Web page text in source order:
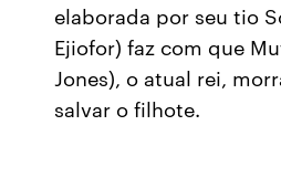
elaborada por seu tio
Ejiofor) faz com que
Jones), o atual rei,
salvar o filhote.